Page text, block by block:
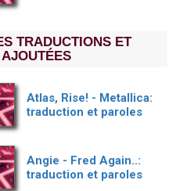
TRADUCTIONS ET
Atlas, Rise! - Metallica:
traduction et paroles
Angie - Fred Again..:
traduction et paroles